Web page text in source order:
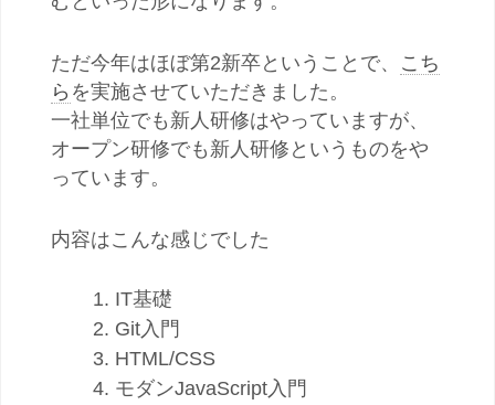
ただ今年はほぼ第2新卒ということで、 こち
ら を実施させていただきました。
一社単位でも新人研修はやっていますが、
オープン研修でも新人研修というものをや
っています。
内容はこんな感じでした
IT基礎
Git入門
HTML/CSS
モダンJavaScript入門